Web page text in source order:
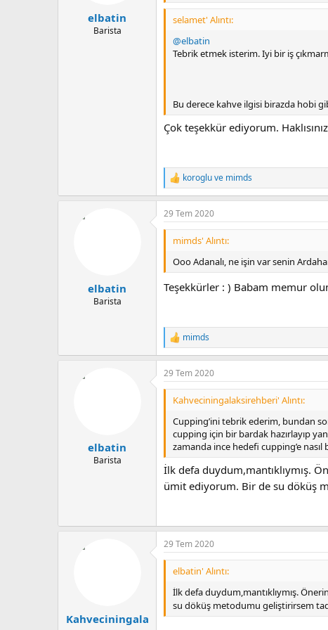
Honduras-Finca Las Colinas
Bu kahvede biraz talihsizlik
sonu posası kokmuyordu. ===
===
üyelerime ikram ettim.
Herkese sağlıklı ve iyi kahveli günler
elbatin
Barista
selamet' Alıntı:
@elbatin
Tebrik etmek isterim. Iyi bir iş
Bu derece kahve ilgisi birazda hobi
Çok teşekkür ediyorum.
T
e
p
k
i
:
korogluve mimds
elbatin
Barista
29 Tem 2020
mimds' Alıntı:
Ooo Adanalı, ne işin var senin
Teşekkürler : ) Babam memur
T
e
p
k
i
mimds
elbatin
Barista
29 Tem 2020
Kahveciningalaksirehberi' Alıntı:
Cupping’ini tebrik ederim, bundan
cupping için bir bardak hazırlayıp
zamanda ince hedefi cupping’e
İlk defa duydum,mantıklıymış.
ümit ediyorum. Bir de su döküş
Kahveciningala
29 Tem 2020
elbatin' Alıntı:
İlk defa duydum,mantıklıymış.
su döküş metodumu geliştirirsem